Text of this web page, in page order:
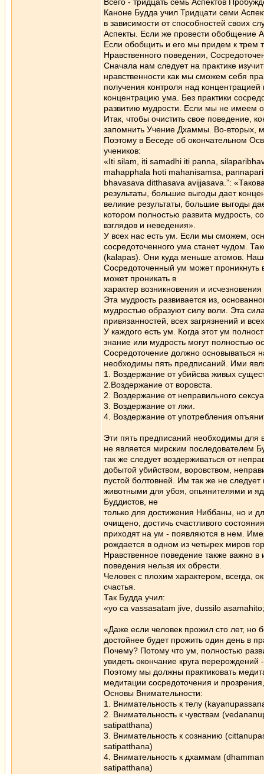
Каноне Будда учил Тридцати семи
в зависимости от способностей своих
Аспекты. Если же провести обобщение
Если обобщить и его мы придем к трем
Нравственного поведения,
Сначала нам следует на практике
нравственности как мы сможем себя
получения контроля над
концентрацию ума. Без практики
развитию мудрости. Если мы не имеем
Итак, чтобы очистить свое поведение,
запомнить Учение Дхаммы. Во-вторых,
Поэтому в Беседе об окончательном
учеников:
«Iti silam, iti samаdhi iti pannа,
mahapphalа hoti mahаnisamsа,
bhavаsаvа ditthаsavа avijjаsаvа.”:
результаты, большие выгоды дает
великие результаты, большие выгоды
котором полностью развита мудрость,
взглядов и неведения».
У всех нас есть ум. Если мы сможем,
сосредоточенного ума станет чудом.
(kalаpas). Они куда меньше атомов.
Сосредоточенный ум может проникнуть
может проникать в
характер возникновения и
Эта мудрость развивается из,
мудростью образуют силу воли. Эта
привязанностей, всех загрязнений и
У каждого есть ум. Когда этот ум
знание или мудрость могут полностью
Сосредоточение должно основываться
необходимы пять предписаний. Ими
1. Воздержание от убийсва живых
2.Воздержание от воровста.
2. Воздержание от неправильного
3. Воздержание от лжи.
4. Воздержание от употребления
Эти пять предписаний необходимы для
не является мирским последователем
так же следует воздерживаться от
добытой убийством, воровством,
пустой болтовней. Им так же не
животными для убоя, опьянителями и
Буддистов, не
только для достижения Ниббаны, но и
очищено, достичь счастливого
приходят на ум - появляются в нем.
рождается в одном из четырех миров
Нравственное поведение также важно
поведения нельзя их обрести.
Человек с плохим характером, всегда,
счастья.
Так Будда учил:
«yo ca vassasatam jive, dussilo
«Даже если человек прожил сто лет, но
достойнее будет прожить один день в
Почему? Потому что ум, полностью
увидеть окончание круга
Поэтому мы должны практиковать
медитации сосредоточения и
Основы Внимательности:
1. Внимательность к телу
2. Внимательность к чувствам
satipatthаna)
3. Внимательность к сознанию
satipatthаna)
4. Внимательность к дхаммам
satipatthаna)